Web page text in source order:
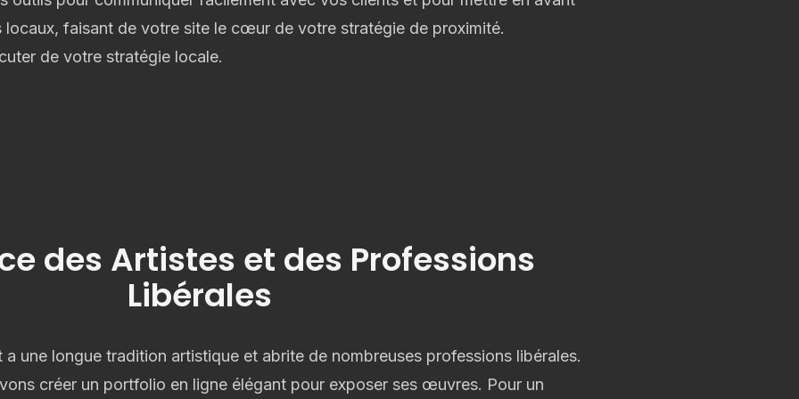
faisant de votre site le cœur de votre stratégie de proximité.
de votre stratégie locale.
des Artistes et des Professions
Libérales
a une longue tradition artistique et abrite de nombreuses professions libérales.
créer un portfolio en ligne élégant pour exposer ses œuvres. Pour un